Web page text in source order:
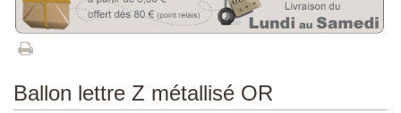
Ballon lettre Z métallisé OR